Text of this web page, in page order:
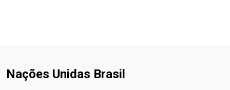
Nações Unidas Brasil